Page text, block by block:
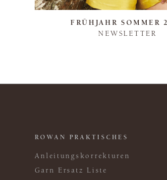
FRÜHJAHR SOMMER
NEWSLETTER
ROWAN PRAKTISCHES
Anleitungskorrekturen
Garn Ersatz Liste